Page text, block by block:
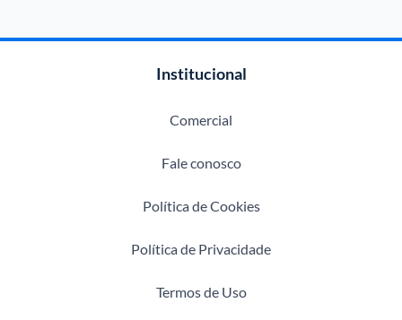
Institucional
Comercial
Fale conosco
Política de Cookies
Política de Privacidade
Termos de Uso